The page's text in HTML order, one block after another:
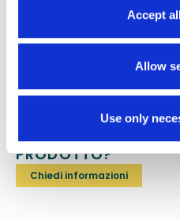
Accept
Allow
Use only
Composizione: 79%
PRODOTTO?
Chiedi informazioni